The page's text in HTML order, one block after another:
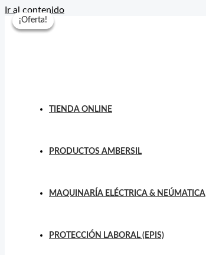
Ir al contenido
TIENDA ONLINE
PRODUCTOS AMBERSIL
MAQUINARÍA ELÉCTRICA & NEÚMATICA
PROTECCIÓN LABORAL (EPIS)
¡Oferta!
¡Oferta!
¡Oferta!